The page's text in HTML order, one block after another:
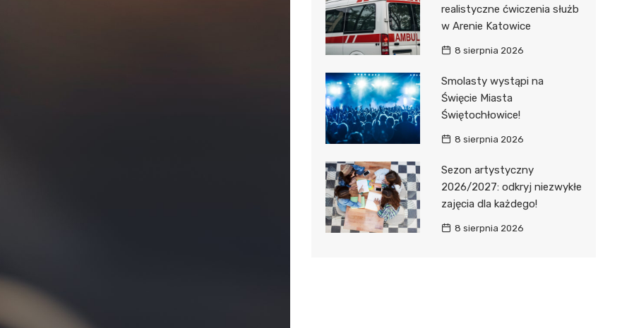
realistyczne ćwiczenia służb
w Arenie Katowice
8 sierpnia 2026
Smolasty wystąpi na
Święcie Miasta
Świętochłowice!
8 sierpnia 2026
Sezon artystyczny
2026/2027: odkryj niezwykłe
zajęcia dla każdego!
8 sierpnia 2026